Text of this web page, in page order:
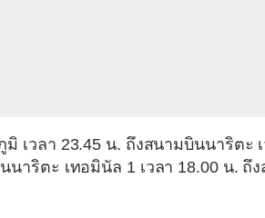
เวลา 23.45 น. ถึงสนามบินนาริตะ
นาริตะ เทอมินัล 1 เวลา 18.00 น.